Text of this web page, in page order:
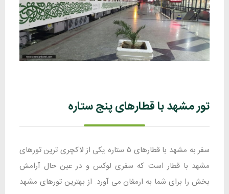
تور مشهد با قطارهای پنج ستاره
سفر به مشهد با قطارهای ۵ ستاره یکی از لاکچری ترین تورهای
مشهد با قطار است که سفری لوکس و در عین حال آرامش
بخش را برای شما به ارمغان می آورد. از بهترین تورهای مشهد